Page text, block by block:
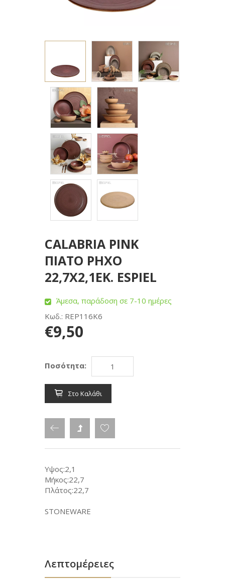
CALABRIA PINK
ΠΙΑΤΟ ΡΗΧΟ
22,7Χ2,1ΕΚ. ESPIEL
Άμεσα, παράδοση σε 7-10 ημέρες
Κωδ.: REP116K6
€9,50
Ποσότητα:
Στο Καλάθι
Υψος:2,1
Μήκος:22,7
Πλάτος:22,7
STONEWARE
Λεπτομέρειες